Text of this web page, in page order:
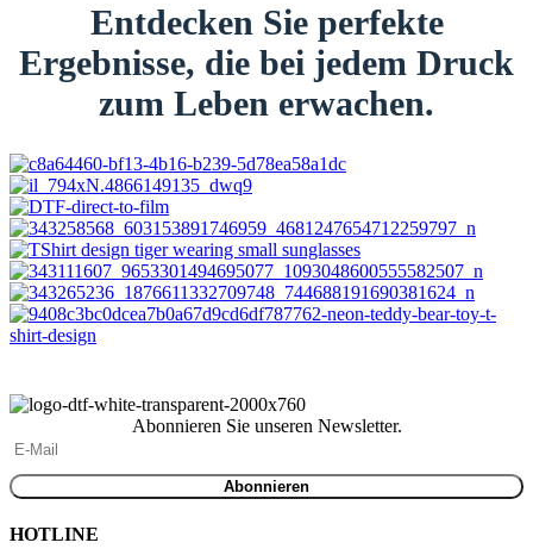
Entdecken Sie perfekte
Ergebnisse, die bei jedem Druck
zum Leben erwachen.
Abonnieren Sie unseren Newsletter.
HOTLINE